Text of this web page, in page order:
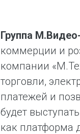
Группа
коммерции и
компании
торговли,
платежей и
будет
как платформа